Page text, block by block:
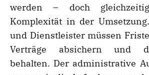
werden – doch
Komplexität in der
und Dienstleister müssen
Verträge absichern und
behalten. Der administrative